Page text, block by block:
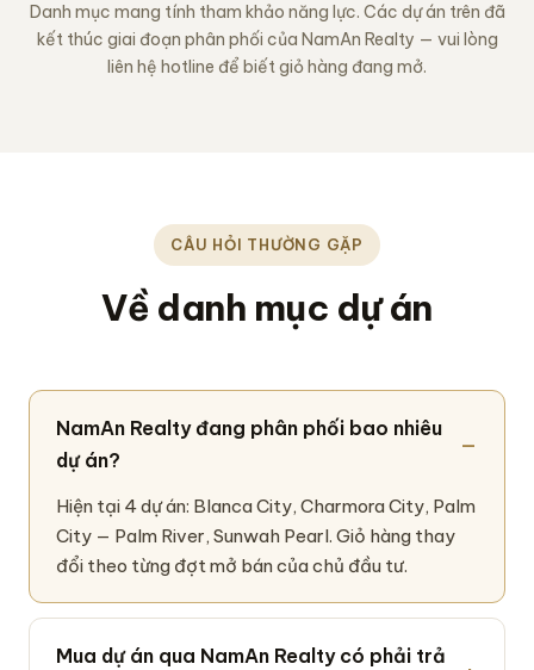
Danh mục mang tính tham khảo năng lực. Các dự án trên đã
kết thúc giai đoạn phân phối của NamAn Realty — vui lòng
liên hệ hotline để biết giỏ hàng đang mở.
CÂU HỎI THƯỜNG GẶP
Về danh mục dự án
NamAn Realty đang phân phối bao nhiêu
dự án?
Hiện tại 4 dự án: Blanca City, Charmora City, Palm
City — Palm River, Sunwah Pearl. Giỏ hàng thay
đổi theo từng đợt mở bán của chủ đầu tư.
Mua dự án qua NamAn Realty có phải trả